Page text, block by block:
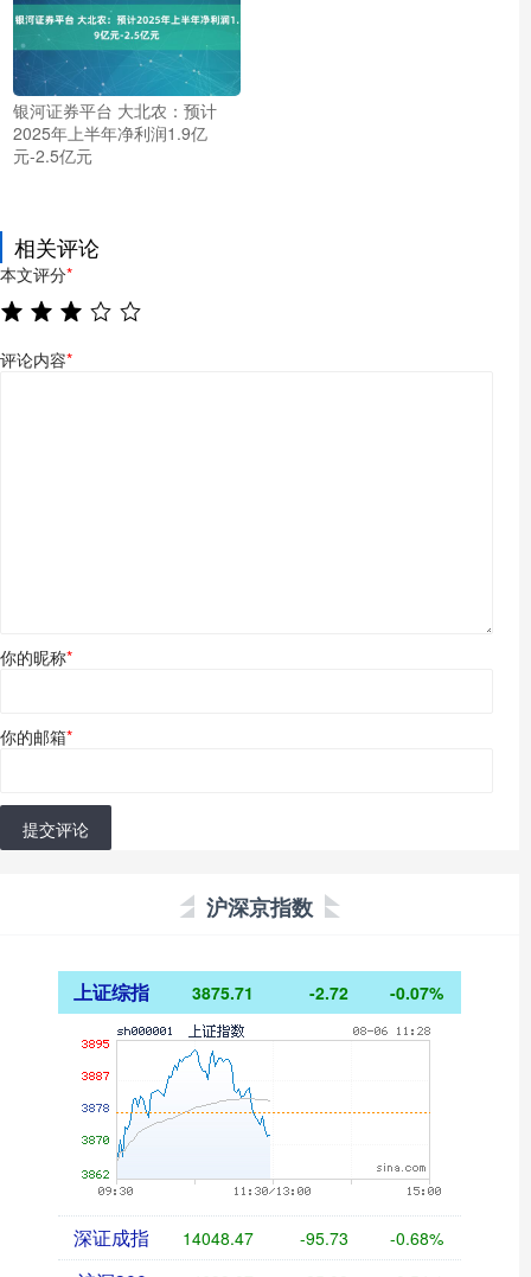
银河证券平台 大北农：预计
2025年上半年净利润1.9亿
元-2.5亿元
相关评论
本文评分*
评论内容*
你的昵称*
你的邮箱*
提交评论
沪深京指数
上证综指 3875.71 -2.72 -0.07%
深证成指 14048.47 -95.73 -0.68%